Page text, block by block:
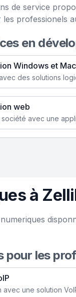
de service
professionels
en
Windows et Mac
web
à
pour les